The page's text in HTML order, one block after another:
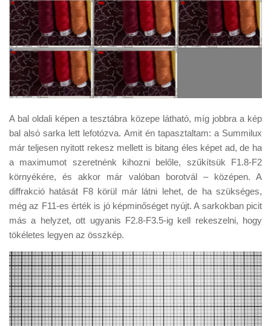
A bal oldali képen a tesztábra közepe látható, míg jobbra a kép
bal alsó sarka lett lefotózva. Amit én tapasztaltam: a Summilux
már teljesen nyitott rekesz mellett is bitang éles képet ad, de ha
a maximumot szeretnénk kihozni belőle, szűkítsük F1.8-F2
környékére, és akkor már valóban borotvál – középen. A
diffrakció hatását F8 körül már látni lehet, de ha szükséges,
még az F11-es érték is jó képminőséget nyújt. A sarkokban picit
más a helyzet, ott ugyanis F2.8-F3.5-ig kell rekeszelni, hogy
tökéletes legyen az összkép.